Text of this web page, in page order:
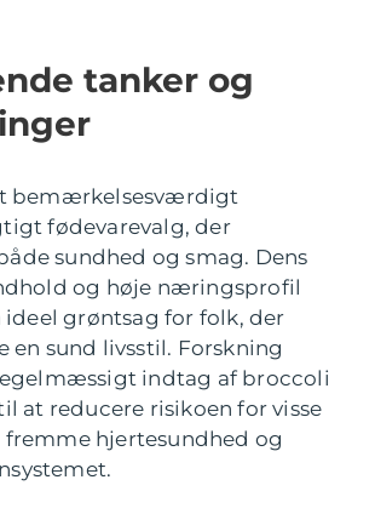
tanker og
bemærkelsesværdigt
fødevarevalg, der
sundhed og smag. Dens
og høje næringsprofil
grøntsag for folk, der
en sund livsstil. Forskning
indtag af broccoli
at reducere risikoen for visse
hjertesundhed og